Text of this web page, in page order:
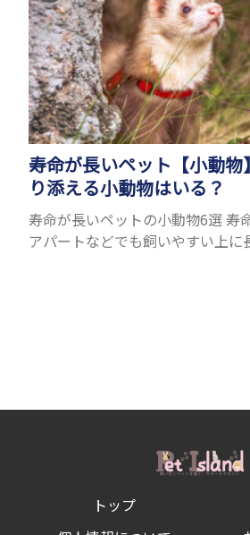
寿命が長いペット【小動
り添える小動物はいる？
寿命が長いペットの小動物6選 寿
アパートなどでも飼いやすい上に
トップ